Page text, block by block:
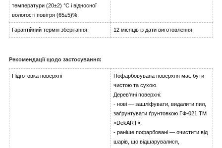
температури (20±2) °C і відносної
вологості повітря (65±5)%:
Гарантійний термін зберігання: 12 місяців із дати виготовлення
Рекомендації щодо застосування:
Підготовка поверхні
Пофарбовувана поверхня має бути
чистою та сухою.
Дерев'яні поверхні:
- нові — зашліфувати, видалити пил,
заґрунтувати ґрунтовкою ГФ-021 ТМ
«DekART»;
- раніше пофарбовані — очистити від
шарів, що відшарувалися,